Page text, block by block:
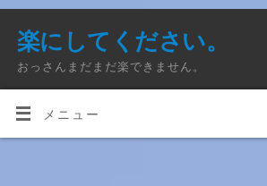
楽にしてください。
おっさんまだまだ楽できません。
メニュー